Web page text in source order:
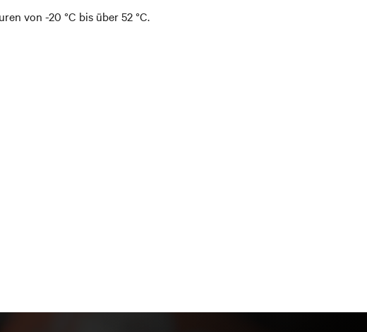
von -20 °C bis über 52 °C.